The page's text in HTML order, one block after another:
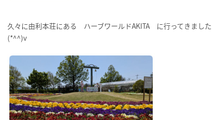
久々に由利本荘にある ハーブワールドAKITA に行ってきました
(*^^)v